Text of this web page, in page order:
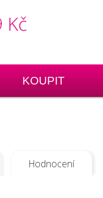
Kč
KOUPIT
Hodnocení